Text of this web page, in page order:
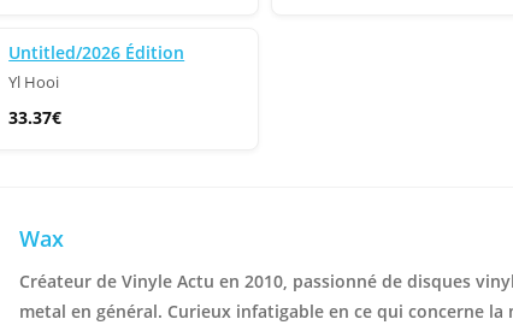
Untitled/2026 Édition
Yl Hooi
33.37€
Wax
Créateur de Vinyle Actu en 2010, passionné de disques
metal en général. Curieux infatigable en ce qui concerne la